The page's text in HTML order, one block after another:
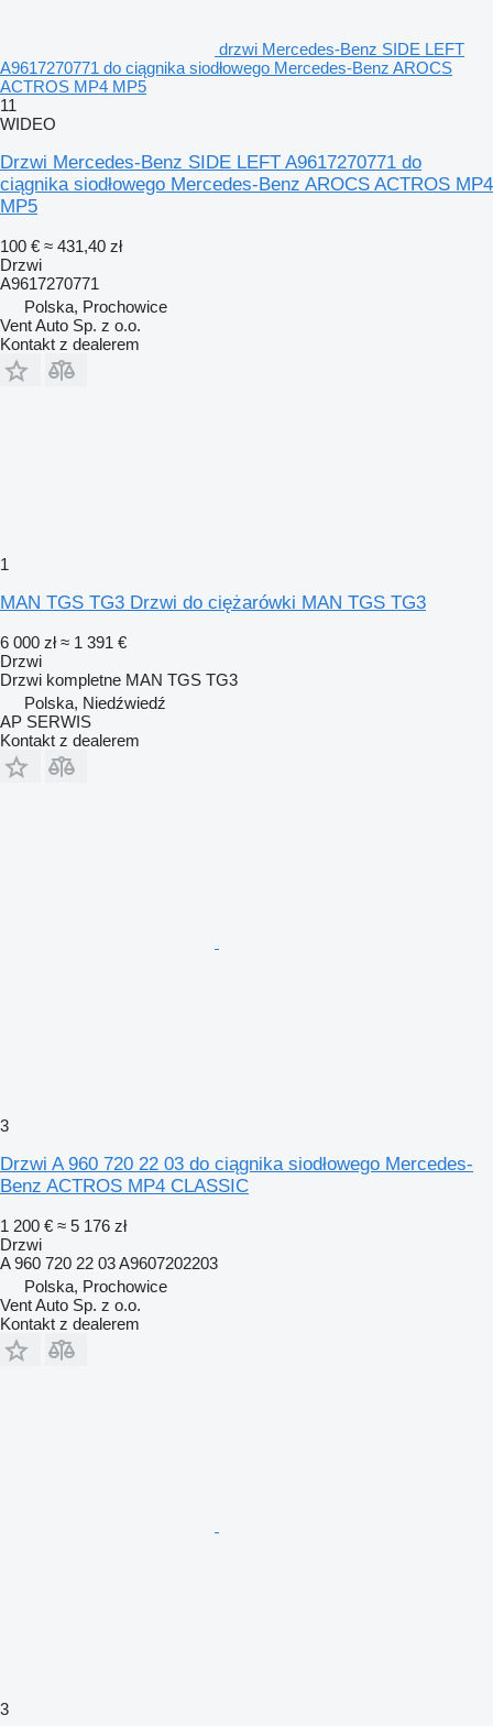
drzwi Mercedes-Benz SIDE LEFT
A9617270771 do ciągnika siodłowego Mercedes-Benz AROCS
ACTROS MP4 MP5
11
WIDEO
Drzwi Mercedes-Benz SIDE LEFT A9617270771 do
ciągnika siodłowego Mercedes-Benz AROCS ACTROS MP4
MP5
100 € ≈ 431,40 zł
Drzwi
A9617270771
Polska, Prochowice
Vent Auto Sp. z o.o.
Kontakt z dealerem
1
MAN TGS TG3 Drzwi do ciężarówki MAN TGS TG3
6 000 zł ≈ 1 391 €
Drzwi
Drzwi kompletne MAN TGS TG3
Polska, Niedźwiedź
AP SERWIS
Kontakt z dealerem
3
Drzwi A 960 720 22 03 do ciągnika siodłowego Mercedes-
Benz ACTROS MP4 CLASSIC
1 200 € ≈ 5 176 zł
Drzwi
A 960 720 22 03 A9607202203
Polska, Prochowice
Vent Auto Sp. z o.o.
Kontakt z dealerem
3